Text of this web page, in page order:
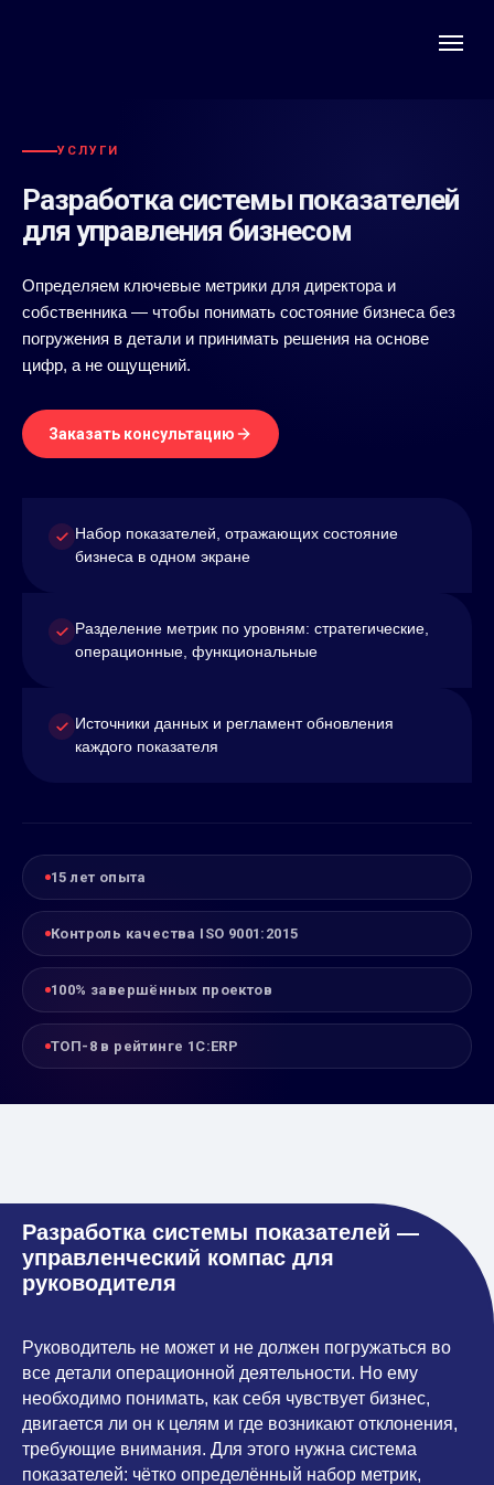
УСЛУГИ
Разработка системы показателей
для управления бизнесом
Определяем ключевые метрики для директора и
собственника — чтобы понимать состояние бизнеса без
погружения в детали и принимать решения на основе
цифр, а не ощущений.
Заказать консультацию
Набор показателей, отражающих состояние
бизнеса в одном экране
Разделение метрик по уровням: стратегические,
операционные, функциональные
Источники данных и регламент обновления
каждого показателя
15 лет опыта
Контроль качества ISO 9001:2015
100% завершённых проектов
ТОП-8 в рейтинге 1С:ERP
Разработка системы показателей —
управленческий компас для
руководителя
Руководитель не может и не должен погружаться во
все детали операционной деятельности. Но ему
необходимо понимать, как себя чувствует бизнес,
двигается ли он к целям и где возникают отклонения,
требующие внимания. Для этого нужна система
показателей: чётко определённый набор метрик,